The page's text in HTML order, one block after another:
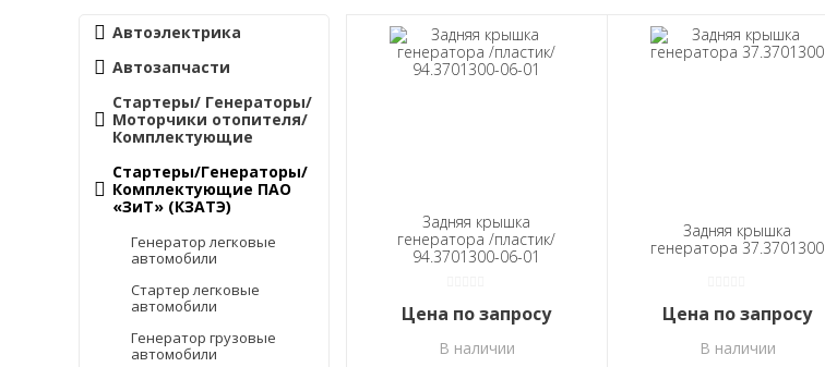
Автоэлектрика
Автозапчасти
Стартеры/ Генераторы/
Моторчики отопителя/
Комплектующие
Стартеры/Генераторы/
Комплектующие ПАО
«ЗиТ» (КЗАТЭ)
Генератор легковые
автомобили
Стартер легковые
автомобили
Генератор грузовые
автомобили
Задняя крышка
генератора /пластик/
94.3701300-06-01
Цена по запросу
В наличии
Задняя крышка
генератора 37.3701300
Цена по запросу
В наличии